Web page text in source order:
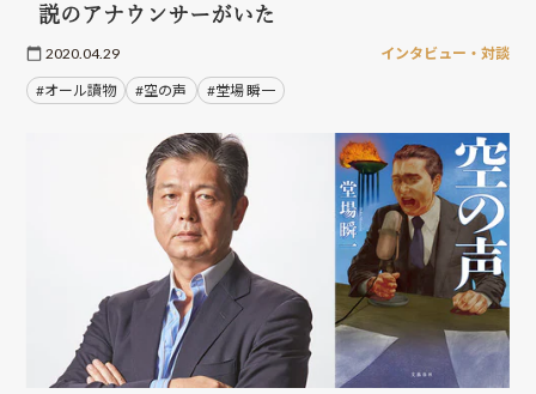
説のアナウンサーがいた
2020.04.29 インタビュー・対談
#オール讀物 #空の声 #堂場 瞬一